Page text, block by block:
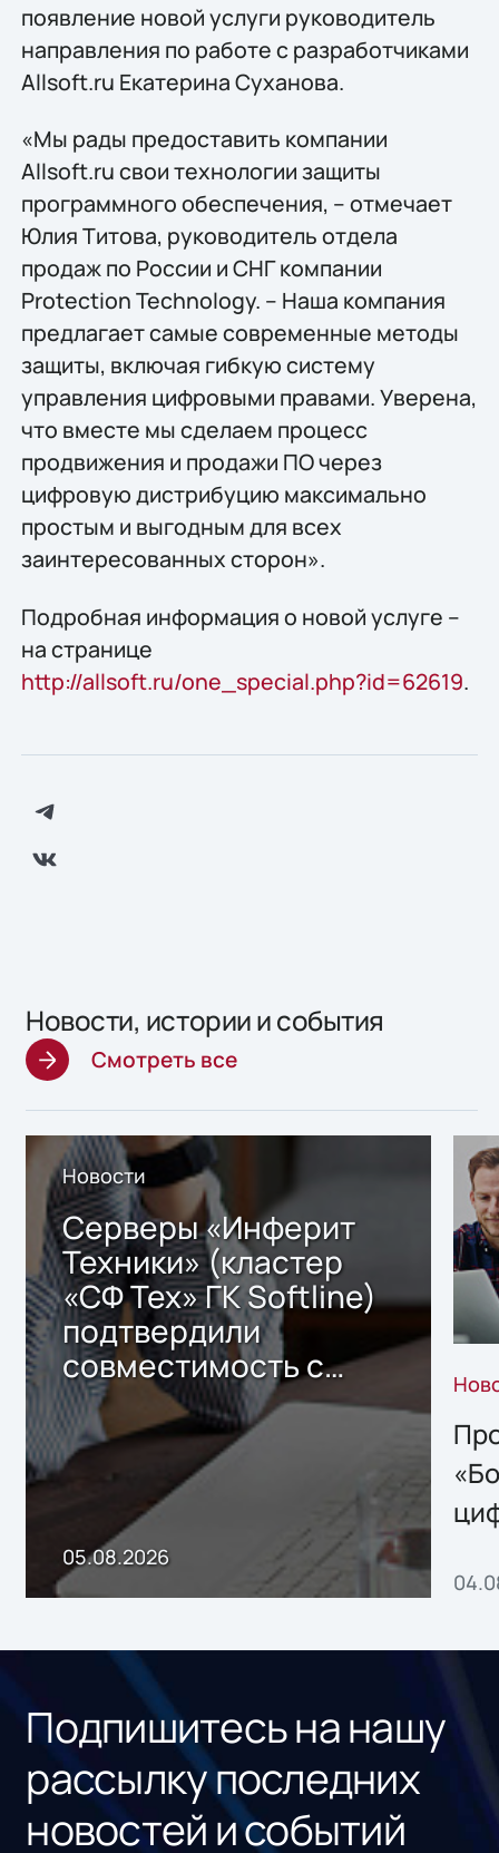
появление новой услуги руководитель
направления по работе с разработчиками
Allsoft.ru Екатерина Суханова.
«Мы рады предоставить компании
Allsoft.ru свои технологии защиты
программного обеспечения, – отмечает
Юлия Титова, руководитель отдела
продаж по России и СНГ компании
Protection Technology. – Наша компания
предлагает самые современные методы
защиты, включая гибкую систему
управления цифровыми правами. Уверена,
что вместе мы сделаем процесс
продвижения и продажи ПО через
цифровую дистрибуцию максимально
простым и выгодным для всех
заинтересованных сторон».
Подробная информация о новой услуге –
на странице
http://allsoft.ru/one_special.php?id=62619.
Новости, истории и события
Смотреть все
Новости
Серверы «Инферит
Техники» (кластер
«СФ Тех» ГК Softline)
подтвердили
совместимость с
решением Sharx
Storage 2.x для
хранения данных
05.08.2026
Подпишитесь на нашу
рассылку последних
новостей и событий